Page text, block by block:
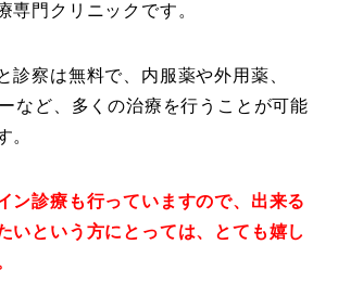
専門クリニックです。
診察は無料で、内服薬や外用薬、
など、多くの治療を行うことが可能
。
ン診療も行っていますので、出来る
いという方にとっては、とても嬉し